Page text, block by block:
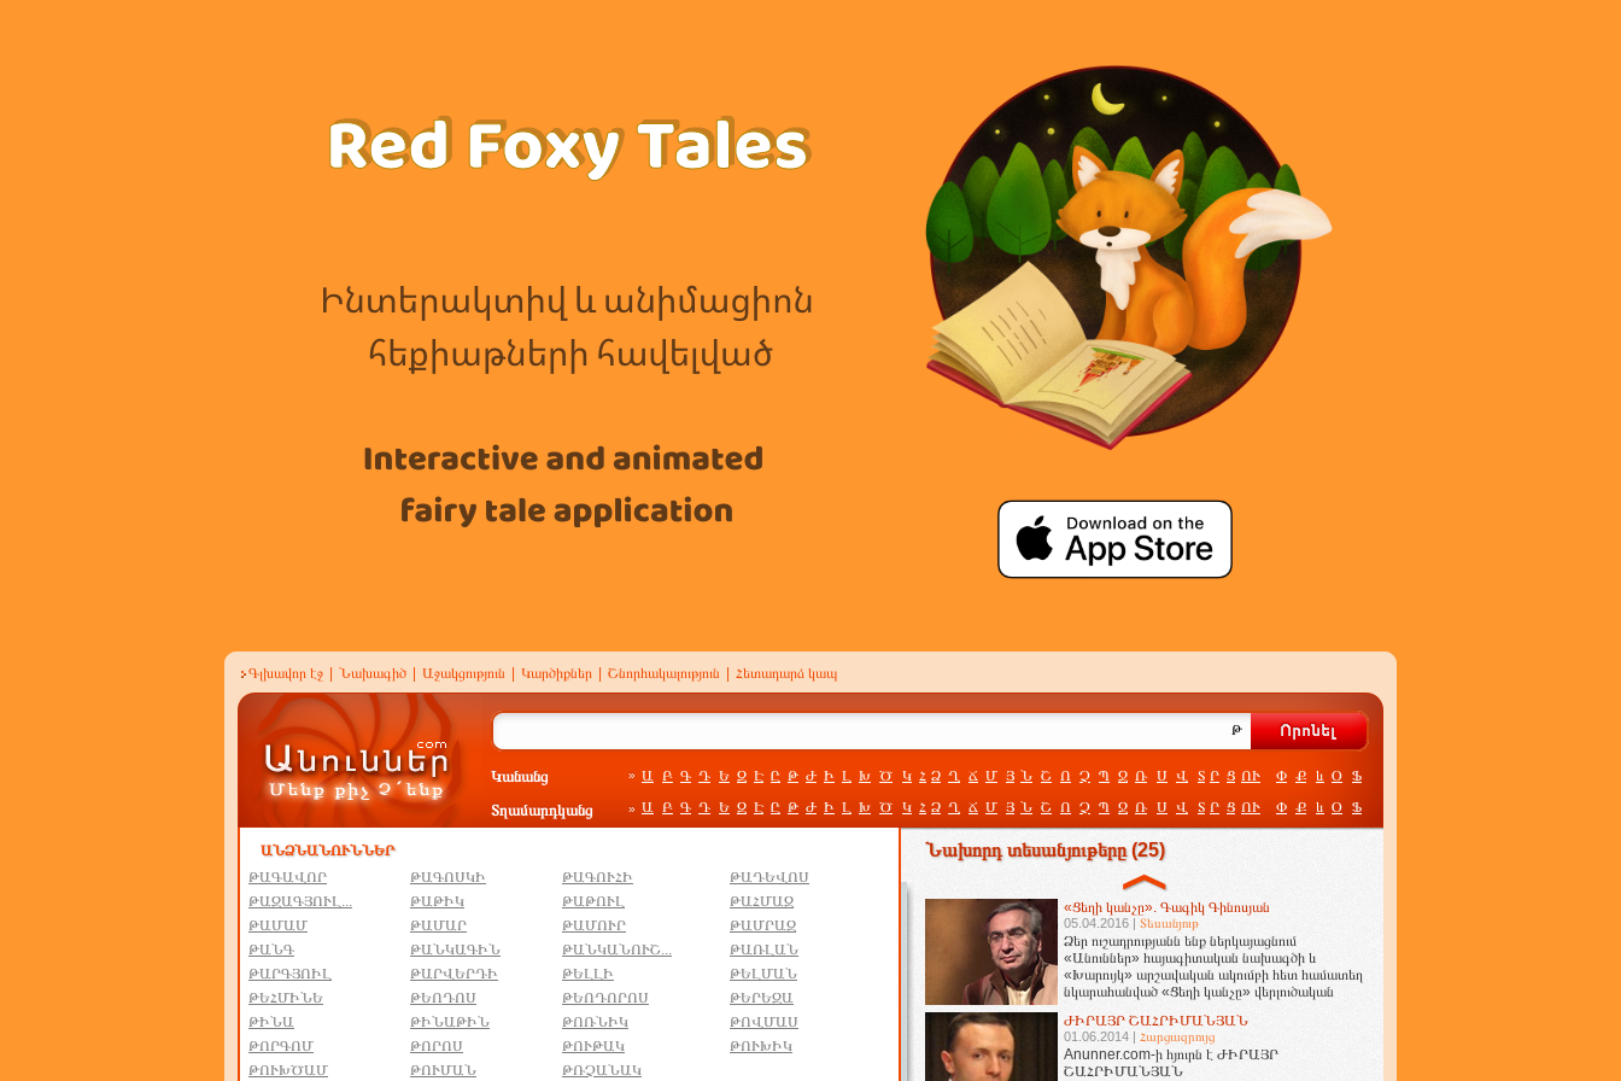
Գլխավոր էջ Նախագիծ Աջակցություն Կարծիքներ Շնորհակալություն Հետադարձ կապ
Կանանց » Ա Բ Գ Դ Ե Զ Է Ը Թ Ժ Ի Լ Խ Ծ Կ Հ Ձ Ղ Ճ Մ Յ Ն Շ Ո Չ Պ Ջ Ռ Ս Վ Տ Ր Ց ՈՒ Փ Ք և Օ Ֆ
Տղամարդկանց » Ա Բ Գ Դ Ե Զ Է Ը Թ Ժ Ի Լ Խ Ծ Կ Հ Ձ Ղ Ճ Մ Յ Ն Շ Ո Չ Պ Ջ Ռ Ս Վ Տ Ր Ց ՈՒ Փ Ք և Օ Ֆ
ԱՆՁՆԱՆՈՒՆՆԵՐ
ԹԱԳԱՎՈՐ
ԹԱԳՈՍԿԻ ԹԱԳՈՒՀԻ
ԹԱԴԵՎՈՍ
ԹԱԶԱԳՅՈՒԼ...
ԹԱԹԻԿ ԹԱԹՈՒԼ
ԹԱՀՄԱԶ
ԹԱՄԱՄ
ԹԱՄԱՐ ԹԱՄՈՒՐ
ԹԱՄՐԱԶ
ԹԱՆԳ
ԹԱՆԿԱԳԻՆ ԹԱՆԿԱՆՈՒՇ...
ԹԱՌԼԱՆ
ԹԱՐԳՅՈԻԼ
ԹԱՐՎԵՐԴԻ ԹԵԼԼԻ
ԹԵԼՄԱՆ
ԹԵՀՄԻՆԵ
ԹԵՈԴՈՍ ԹԵՈԴՈՐՈՍ
ԹԵՐԵԶԱ
ԹԻՆԱ
ԹԻՆԱԹԻՆ ԹՈՌՆԻԿ
ԹՈՎՄԱՍ
ԹՈՐԳՈՄ
ԹՈՐՈՍ ԹՈՒԹԱԿ
ԹՈՒԽԻԿ
ԹՈՒԽԾԱՄ
ԹՈՒՄԱՆ ԹՌՉԱՆԱԿ
ԸՆԹԱՑԻԿ ՏԵՍԱԳՐՈՒԹՅՈՒՆԸ Նախորդ տեսանյութերը (25)
«Ցեղի կանչը». Գագիկ Գինոսյան
05.04.2016 | Տեսանյութ
Ձեր ուշադրությանն ենք ներկայացնում
«Անուններ» հայագիտական նախագծի և
«Խարույկ» արշավական ակումբի հետ համատեղ
նկարահանված «Ցեղի կանչը» վերլուծական
ԺԻՐԱՅՐ ՇԱՀՐԻՄԱՆՅԱՆ
01.06.2014 | Հարցազրույց
Anunner.com-ի հյուրն է ԺԻՐԱՅՐ
ՇԱՀՐԻՄԱՆՅԱՆ